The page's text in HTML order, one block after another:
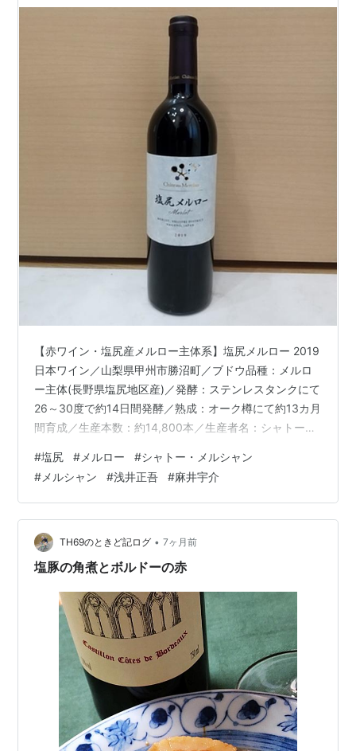
【赤ワイン・塩尻産メルロー主体系】塩尻メルロー 2019
日本ワイン／山梨県甲州市勝沼町／ブドウ品種：メルロ
ー主体(長野県塩尻地区産)／発酵：ステンレスタンクにて
26～30度で約14日間発酵／熟成：オーク樽にて約13カ月
間育成／生産本数：約14,800本／生産者名：シャトー・
レンジがかった、深みのある、暗めの、ルビー。◆香り
第一印象は、やや強め。特徴は、プラム、スミレの華や
かな香り。紅茶、ナツメグ。 ふくよかに広がる。◆味わ
いアタックは、ビロードのよう。優しい酸味、柔らかい
渋味、樽感に包まれた果実味。厚みを感じるコク。 その
統一感。ナツメ…
#塩尻 # メルロー #シャトー・メルシャン
# メルシャン #浅井正吾 #麻井宇介
TH69のときど記ログ • 7ヶ月前
塩豚の角煮とボルドーの赤